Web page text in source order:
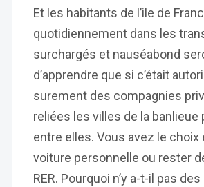
Et les habitants de l’ile de
quotidiennement dans les
surchargés et nauséabond
d’apprendre que si c’était
surement des compagnies
reliées les villes de la banlieue
entre elles. Vous avez le choix
voiture personnelle ou rester
RER. Pourquoi n’y a-t-il pas